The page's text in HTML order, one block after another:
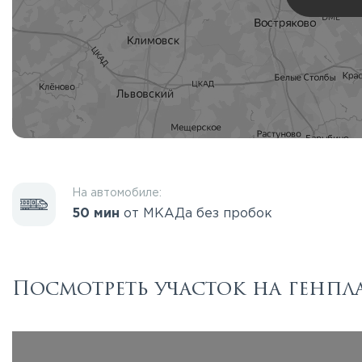
На автомобиле:
50 мин от МКАДа без пробок
Посмотреть участок на